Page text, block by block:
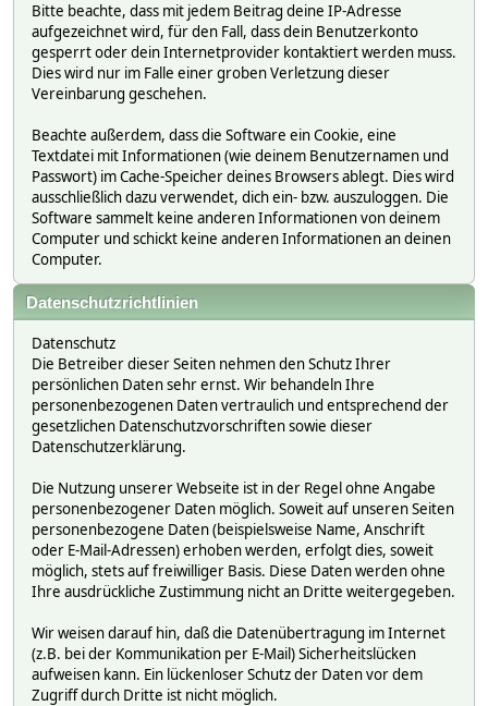
Bitte beachte, dass mit jedem Beitrag deine IP-Adresse
aufgezeichnet wird, für den Fall, dass dein Benutzerkonto
gesperrt oder dein Internetprovider kontaktiert werden muss.
Dies wird nur im Falle einer groben Verletzung dieser
Vereinbarung geschehen.
Beachte außerdem, dass die Software ein Cookie, eine
Textdatei mit Informationen (wie deinem Benutzernamen und
Passwort) im Cache-Speicher deines Browsers ablegt. Dies wird
ausschließlich dazu verwendet, dich ein- bzw. auszuloggen. Die
Software sammelt keine anderen Informationen von deinem
Computer und schickt keine anderen Informationen an deinen
Computer.
Datenschutzrichtlinien
Datenschutz
Die Betreiber dieser Seiten nehmen den Schutz Ihrer
persönlichen Daten sehr ernst. Wir behandeln Ihre
personenbezogenen Daten vertraulich und entsprechend der
gesetzlichen Datenschutzvorschriften sowie dieser
Datenschutzerklärung.
Die Nutzung unserer Webseite ist in der Regel ohne Angabe
personenbezogener Daten möglich. Soweit auf unseren Seiten
personenbezogene Daten (beispielsweise Name, Anschrift
oder E-Mail-Adressen) erhoben werden, erfolgt dies, soweit
möglich, stets auf freiwilliger Basis. Diese Daten werden ohne
Ihre ausdrückliche Zustimmung nicht an Dritte weitergegeben.
Wir weisen darauf hin, daß die Datenübertragung im Internet
(z.B. bei der Kommunikation per E-Mail) Sicherheitslücken
aufweisen kann. Ein lückenloser Schutz der Daten vor dem
Zugriff durch Dritte ist nicht möglich.